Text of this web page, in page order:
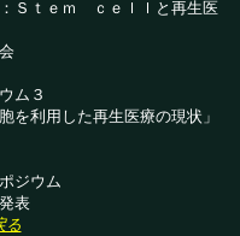
Ｓｔｅｍ ｃｅｌｌと再生医
ム３
再生医療の現状」
ウム
る